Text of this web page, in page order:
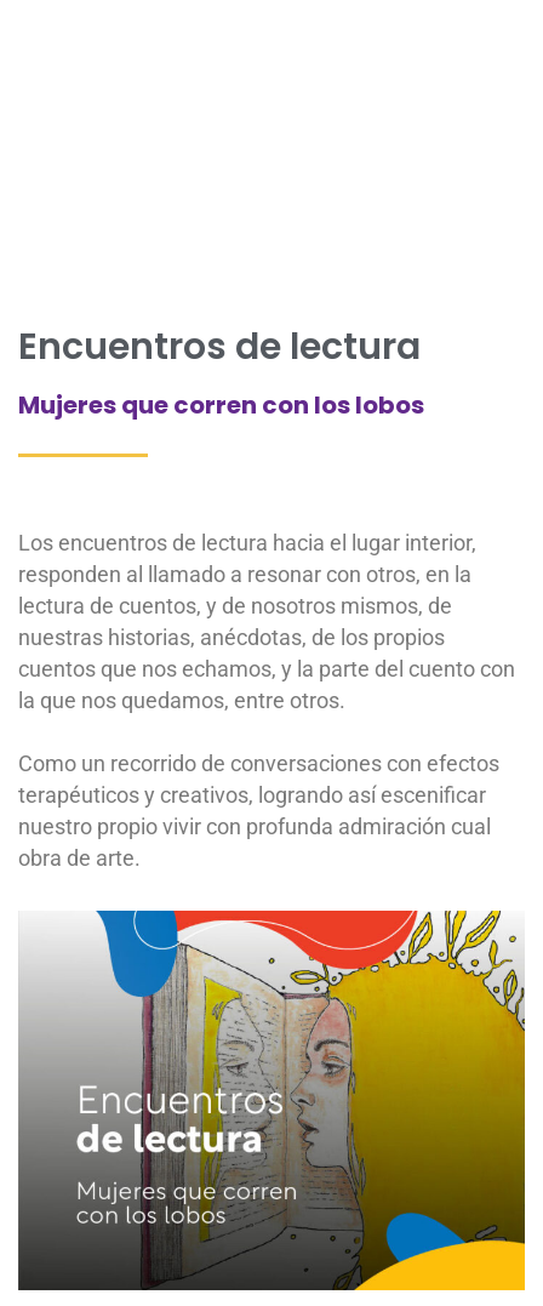
Encuentros de lectura
Mujeres que corren con los lobos
Los encuentros de lectura hacia el lugar interior,
responden al llamado a resonar con otros, en la
lectura de cuentos, y de nosotros mismos, de
nuestras historias, anécdotas, de los propios
cuentos que nos echamos, y la parte del cuento con
la que nos quedamos, entre otros.
Como un recorrido de conversaciones con efectos
terapéuticos y creativos, logrando así escenificar
nuestro propio vivir con profunda admiración cual
obra de arte.